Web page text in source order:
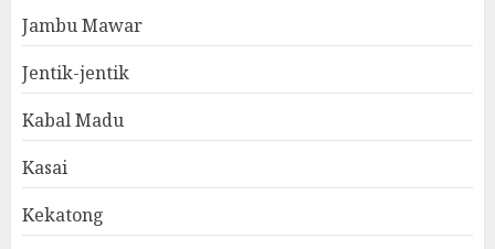
Jambu Mawar
Jentik-jentik
Kabal Madu
Kasai
Kekatong